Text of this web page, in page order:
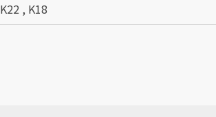
K22 , K18